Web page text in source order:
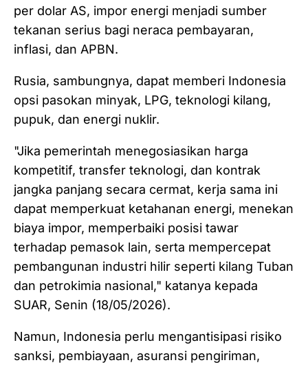
per dolar AS, impor energi menjadi sumber
tekanan serius bagi neraca pembayaran,
inflasi, dan APBN.
Rusia, sambungnya, dapat memberi Indonesia
opsi pasokan minyak, LPG, teknologi kilang,
pupuk, dan energi nuklir.
"Jika pemerintah menegosiasikan harga
kompetitif, transfer teknologi, dan kontrak
jangka panjang secara cermat, kerja sama ini
dapat memperkuat ketahanan energi, menekan
biaya impor, memperbaiki posisi tawar
terhadap pemasok lain, serta mempercepat
pembangunan industri hilir seperti kilang Tuban
dan petrokimia nasional," katanya kepada
SUAR, Senin (18/05/2026).
Namun, Indonesia perlu mengantisipasi risiko
sanksi, pembiayaan, asuransi pengiriman,